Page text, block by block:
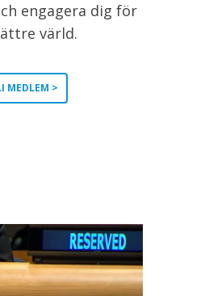
engagera dig för
värld.
MEDLEM >